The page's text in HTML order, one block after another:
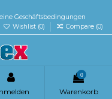
Geschäftsbedingungen
Wishlist (0) Compare (0)
0
Warenkorb